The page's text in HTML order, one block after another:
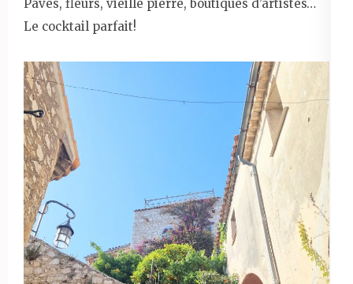
Pavés, fleurs, vieille pierre, boutiques d’artistes…
Le cocktail parfait!